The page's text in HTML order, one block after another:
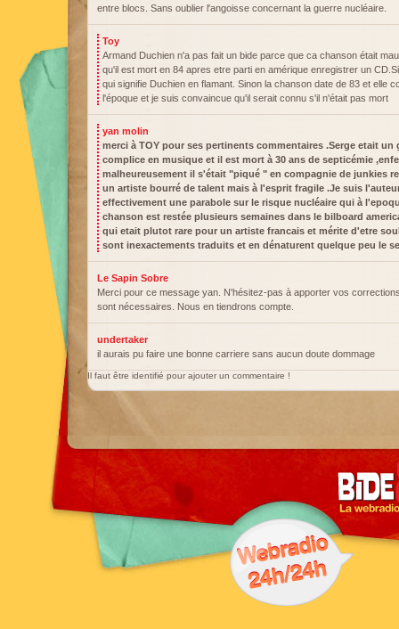
entre blocs. Sans oublier l'angoisse concernant la guerre nucléaire.
Toy
Armand Duchien n'a pas fait un bide parce que ca chanson était
qu'il est mort en 84 apres etre parti en amérique enregistrer un
qui signifie Duchien en flamant. Sinon la chanson date de 83 et elle
l'époque et je suis convaincue qu'il serait connu s'il n'était pas mort
yan molin
merci à TOY pour ses pertinents commentaires .Serge etait un
complice en musique et il est mort à 30 ans de septicémie
malheureusement il s'était "piqué " en compagnie de junkies
un artiste bourré de talent mais à l'esprit fragile .Je suis
effectivement une parabole sur le risque nucléaire qui à
chanson est restée plusieurs semaines dans le bilboard
qui etait plutot rare pour un artiste francais et mérite d'etre
sont inexactements traduits et en dénaturent quelque peu le
Le Sapin Sobre
Merci pour ce message yan. N'hésitez-pas à apporter vos
sont nécessaires. Nous en tiendrons compte.
undertaker
il aurais pu faire une bonne carriere sans aucun doute dommage
Il faut être identifié pour ajouter un commentaire !